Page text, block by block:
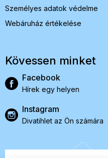
Személyes adatok védelme
Webáruház értékelése
Kövessen minket
Facebook
Hírek egy helyen
Instagram
Divatihlet az Ön számára